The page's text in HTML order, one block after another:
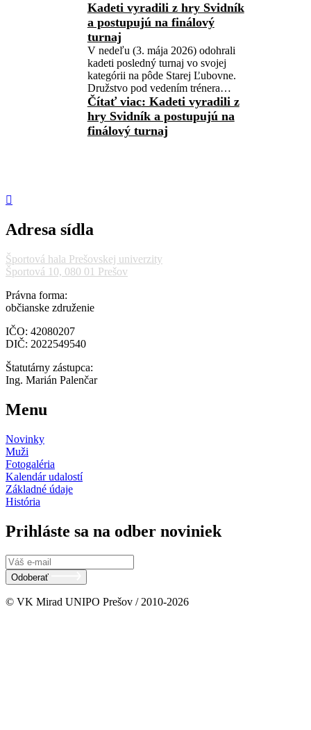
Kadeti vyradili z hry Svidník
a postupujú na finálový
turnaj
V nedeľu (3. mája 2026) odohrali
kadeti posledný turnaj vo svojej
kategórii na pôde Starej Ľubovne.
Družstvo pod vedením trénera…
Čítať viac: Kadeti vyradili z
hry Svidník a postupujú na
finálový turnaj
Adresa sídla
Športová hala Prešovskej univerzity
Športová 10, 080 01 Prešov
Právna forma:
občianske združenie
IČO: 42080207
DIČ: 2022549540
Štatutárny zástupca:
Ing. Marián Palenčar
Menu
Novinky
Muži
Fotogaléria
Kalendár udalostí
Základné údaje
História
Prihláste sa na odber noviniek
Odoberať
© VK Mirad UNIPO Prešov / 2010-2026